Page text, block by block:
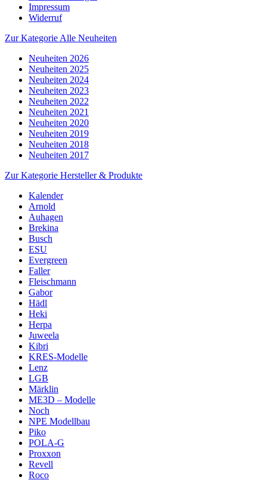
Impressum
Widerruf
Zur Kategorie Alle Neuheiten
Neuheiten 2026
Neuheiten 2025
Neuheiten 2024
Neuheiten 2023
Neuheiten 2022
Neuheiten 2021
Neuheiten 2020
Neuheiten 2019
Neuheiten 2018
Neuheiten 2017
Zur Kategorie Hersteller & Produkte
Kalender
Arnold
Auhagen
Brekina
Busch
ESU
Evergreen
Faller
Fleischmann
Gabor
Hädl
Heki
Herpa
Juweela
Kibri
KRES-Modelle
Lenz
LGB
Märklin
ME3D – Modelle
Noch
NPE Modellbau
Piko
POLA-G
Proxxon
Revell
Roco